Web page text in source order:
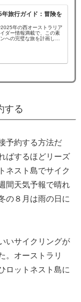
旅行ガイド：冒険を
年の西オーストラリア
ダー情報満載で、この素
への完璧な旅を計画して
する
予約する方法だ
ばするほどリーズ
ネスト島でサイク
間天気予報で晴れ
の８月は雨の日に
いサイクリングが
。オーストラリ
ロットネスト島に